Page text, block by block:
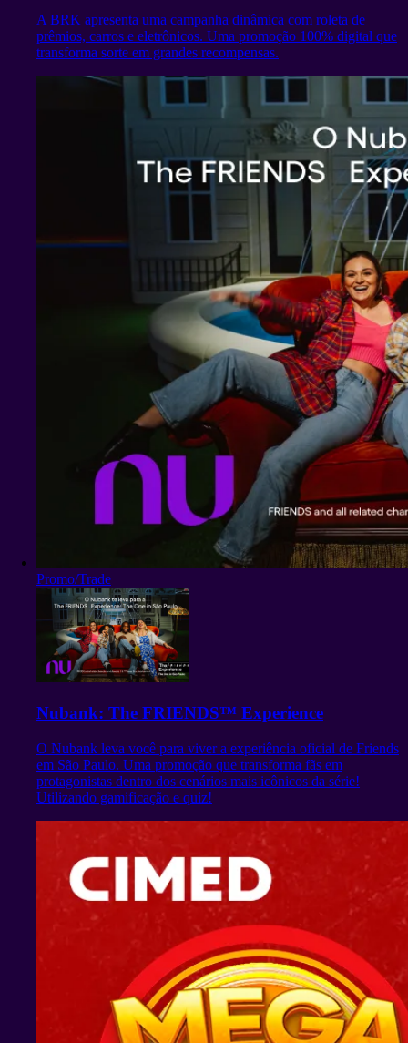
A BRK apresenta uma campanha dinâmica com roleta de
prêmios, carros e eletrônicos. Uma promoção 100% digital que
transforma sorte em grandes recompensas.
Promo/Trade
Nubank: The FRIENDS™ Experience
O Nubank leva você para viver a experiência oficial de Friends
em São Paulo. Uma promoção que transforma fãs em
protagonistas dentro dos cenários mais icônicos da série!
Utilizando gamificação e quiz!